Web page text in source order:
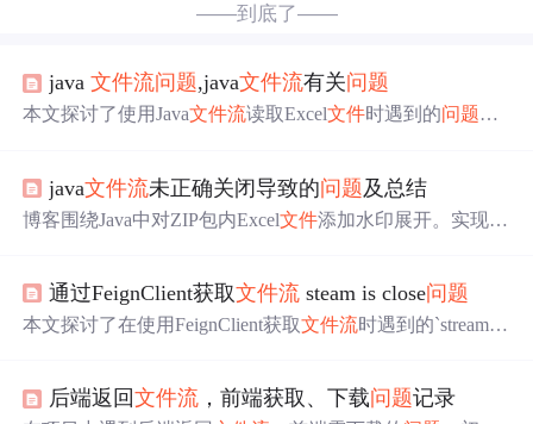
——到底了——
java文件流问题,java文件流有关问题
本文探讨了使用Java文件流读取Excel文件时遇到的问题，
可能的原因。
java文件流未正确关闭导致的问题及总结
博客围绕Java中对ZIP包内Excel文件添加水印展开。实现功
绍了Java关闭文件流的最佳实践和注意事项，强调正确关
流的重要性。
通过FeignClient获取文件流 steam is close问题
本文探讨了在使用FeignClient获取文件流时遇到的`stream is
取并处理文件流。
后端返回文件流 ，前端获取、下载问题记录